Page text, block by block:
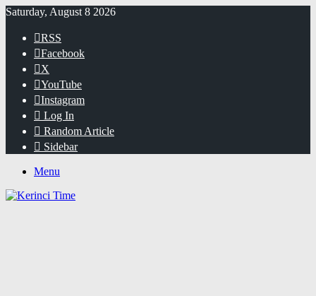
Saturday, August 8 2026
RSS
Facebook
X
YouTube
Instagram
Log In
Random Article
Sidebar
Menu